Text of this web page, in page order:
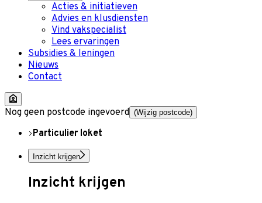
Acties & initiatieven
Advies en klusdiensten
Vind vakspecialist
Lees ervaringen
Subsidies & leningen
Nieuws
Contact
Nog geen postcode ingevoerd (Wijzig postcode)
Particulier loket
Inzicht krijgen
Inzicht krijgen